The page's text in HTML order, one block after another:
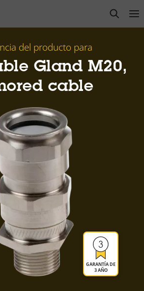
open
del producto para
Gland M20,
cable
GARANTÍA DE
3 AÑO